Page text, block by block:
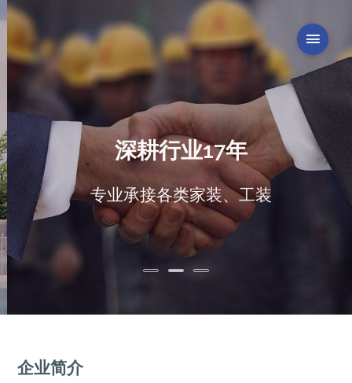
深耕行业17年
专业承接各类家装、工装
企业简介